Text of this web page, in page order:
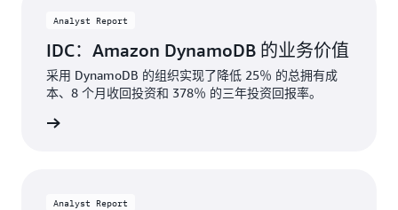
Analyst Report
IDC：Amazon DynamoDB 的业务价值
采用 DynamoDB 的组织实现了降低 25％ 的总拥有成
本、8 个月收回投资和 378％ 的三年投资回报率。
Analyst Report